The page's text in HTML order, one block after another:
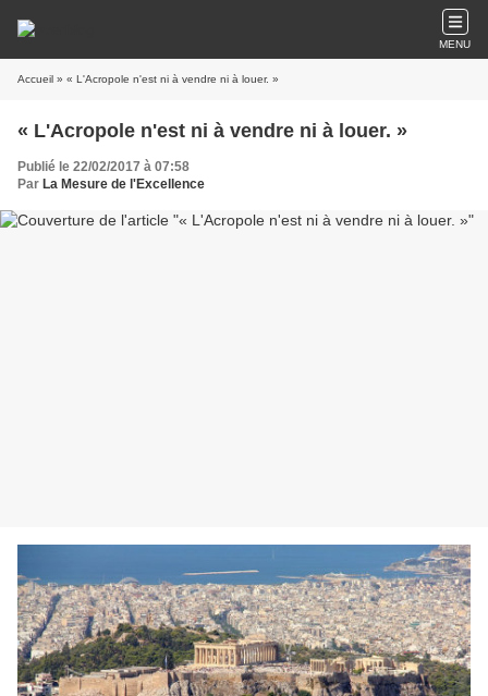
MENU
Accueil » « L'Acropole n'est ni à vendre ni à louer. »
« L'Acropole n'est ni à vendre ni à louer. »
Publié le 22/02/2017 à 07:58
Par La Mesure de l'Excellence